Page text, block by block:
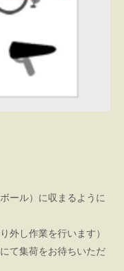
ール）に収まるように
外し作業を行います）
て集荷をお待ちいただ